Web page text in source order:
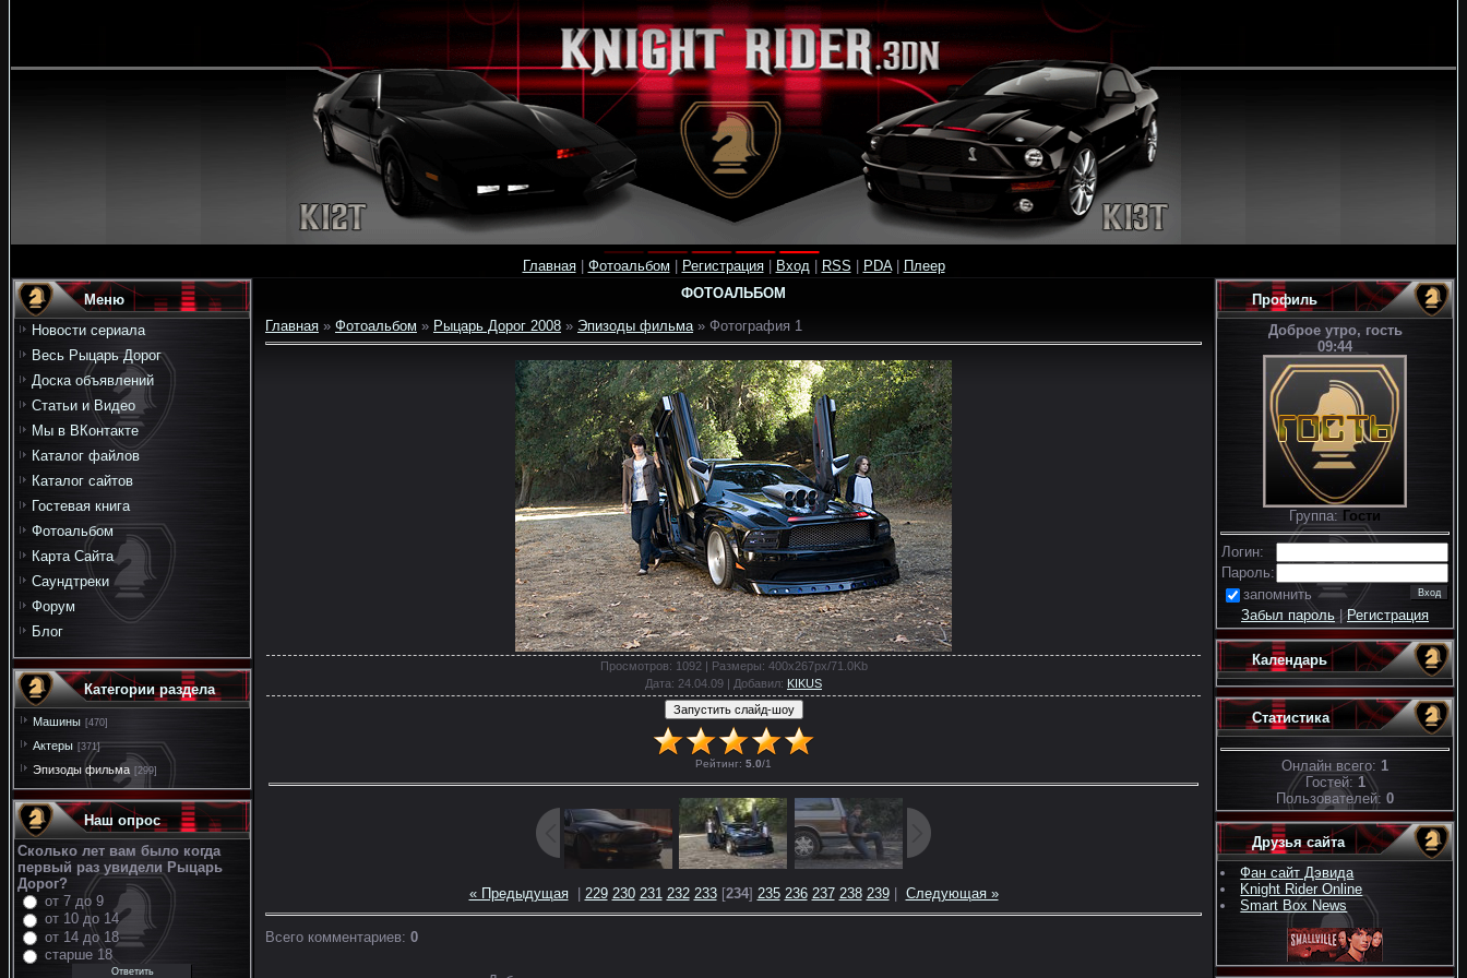
Главная| Фотоальбом Регистрация| Вход| RSS PDA| Плеер
Меню
Новости сериала
Весь Рыцарь Дорог
Доска объявлений
Статьи и Видео
Мы в ВКонтакте
Каталог файлов
Каталог сайтов
Гостевая книга
Фотоальбом
Карта Сайта
Саундтреки
Форум
Блог
Категории раздела
Машины [470]
Актеры [371]
Эпизоды фильма [299]
Наш опрос
Сколько лет вам было когда
первый раз увидели Рыцарь
Дорог?
от 7 до 9
от 10 до 14
от 14 до 18
старше 18
ФОТОАЛЬБОМ
Главная » Фотоальбом » Рыцарь Дорог 2008 » Эпизоды фильма» Фотография 1
Просмотров: 1092 | Размеры: 400x267px/71.0Kb
Дата: 24.04.09 | Добавил: KIKUS
Рейтинг: 5.0/1
« Предыдущая| 229 230 231 232 233[234] 235 236 237 238 239| Следующая »
Всего комментариев: 0
Профиль
Доброе утро, гость
09:44
Группа: Гости
Логин:
Пароль:
запомнить
Забыл пароль|Регистрация
Календарь
Статистика
Онлайн всего: 1
Гостей: 1
Пользователей: 0
Друзья сайта
Фан сайт Дэвида
Knight Rider Online
Smart Box News